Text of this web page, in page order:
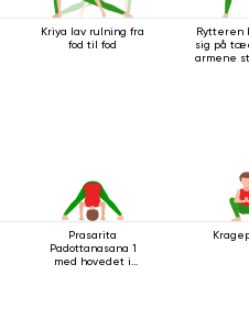
Kriya lav rulning fra
fod til fod
sig på
armene
Prasarita
Padottanasana 1
med hovedet i